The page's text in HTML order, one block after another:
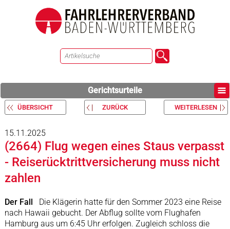
Gerichtsurteile
ÜBERSICHT ZURÜCK WEITERLESEN
15.11.2025
(2664) Flug wegen eines Staus verpasst
- Reiserücktrittversicherung muss nicht
zahlen
Der Fall
Die Klägerin hatte für den Sommer 2023 eine Reise
nach Hawaii gebucht. Der Abflug sollte vom Flughafen
Hamburg aus um 6:45 Uhr erfolgen. Zugleich schloss die